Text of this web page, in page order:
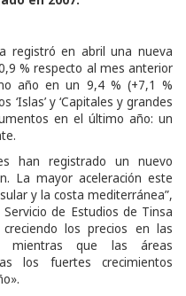
registró en abril una nueva
% respecto al mes anterior
año en un 9,4 % (+7,1 %
‘Islas’ y ‘Capitales y grandes
en el último año: un
han registrado un nuevo
La mayor aceleración este
y la costa mediterránea”,
de Estudios de Tinsa
los precios en las
mientras que las áreas
los fuertes crecimientos